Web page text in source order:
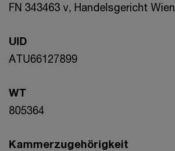
FN 343463 v, Handelsgericht Wien
UID
ATU66127899
WT
805364
Kammerzugehörigkeit